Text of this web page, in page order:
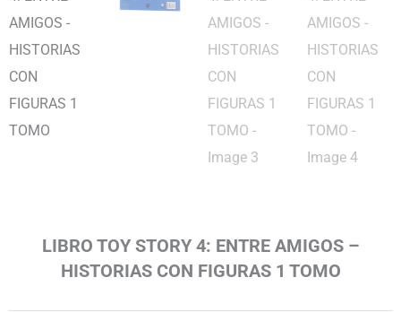
LIBRO TOY STORY 4: ENTRE AMIGOS –
HISTORIAS CON FIGURAS 1 TOMO